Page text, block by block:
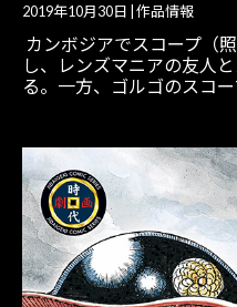
2019年10月30日 |作品情報
カンボジアでスコープ（
し、レンズマニアの友人
る。一方、ゴルゴのスコー